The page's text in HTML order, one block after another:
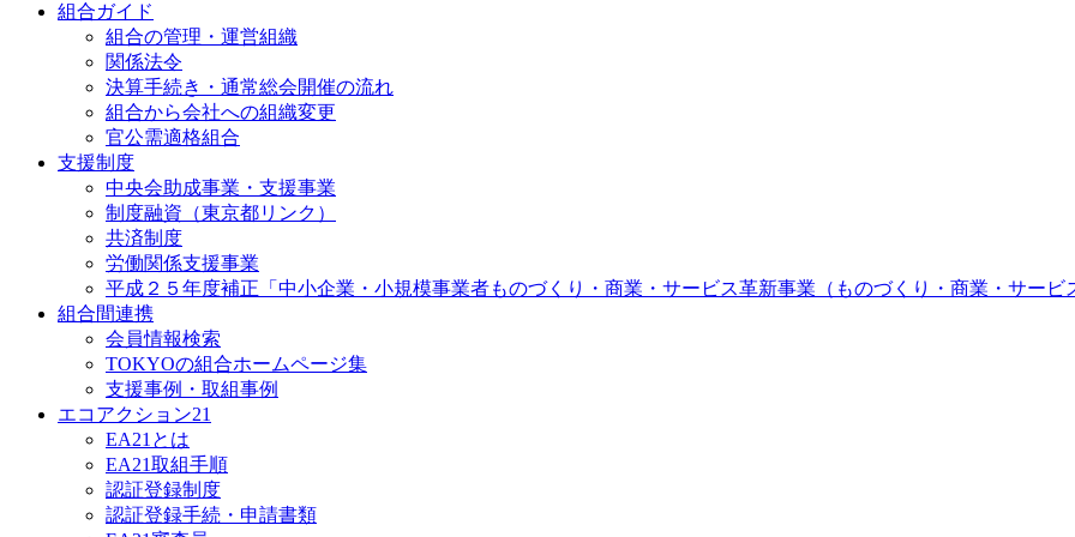
組合ガイド
組合の管理・運営組織
関係法令
決算手続き・通常総会開催の流れ
組合から会社への組織変更
官公需適格組合
支援制度
中央会助成事業・支援事業
制度融資（東京都リンク）
共済制度
労働関係支援事業
平成２５年度補正「中小企業・小規模事業者ものづくり・商業・サービス革新事業（ものづくり・商業・サービ
組合間連携
会員情報検索
TOKYOの組合ホームページ集
支援事例・取組事例
エコアクション21
EA21とは
EA21取組手順
認証登録制度
認証登録手続・申請書類